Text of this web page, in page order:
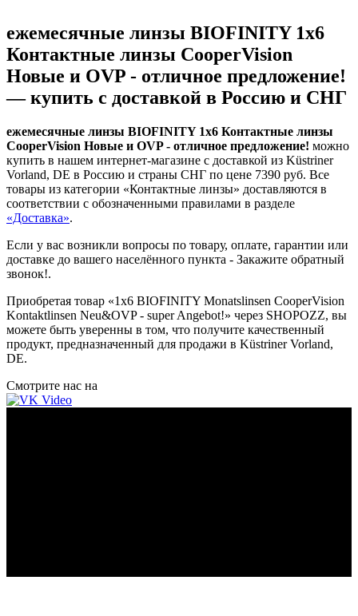
ежемесячные линзы BIOFINITY 1x6
Контактные линзы CooperVision
Новые и OVP - отличное предложение!
— купить с доставкой в Россию и СНГ
ежемесячные линзы BIOFINITY 1x6 Контактные линзы
CooperVision Новые и OVP - отличное предложение! можно
купить в нашем интернет-магазине с доставкой из Küstriner
Vorland, DE в Россию и страны СНГ по цене 7390 руб. Все
товары из категории «Контактные линзы» доставляются в
соответствии с обозначенными правилами в разделе
«Доставка».
Если у вас возникли вопросы по товару, оплате, гарантии или
доставке до вашего населённого пункта - Закажите обратный
звонок!.
Приобретая товар «1x6 BIOFINITY Monatslinsen CooperVision
Kontaktlinsen Neu&OVP - super Angebot!» через SHOPOZZ, вы
можете быть уверенны в том, что получите качественный
продукт, предназначенный для продажи в Küstriner Vorland,
DE.
Смотрите нас на